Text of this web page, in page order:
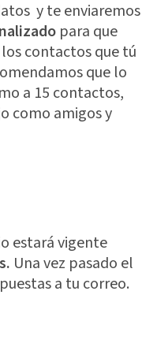
y te enviaremos
para que
contactos que tú
que lo
a 15 contactos,
como amigos y
estará vigente
Una vez pasado el
a tu correo.